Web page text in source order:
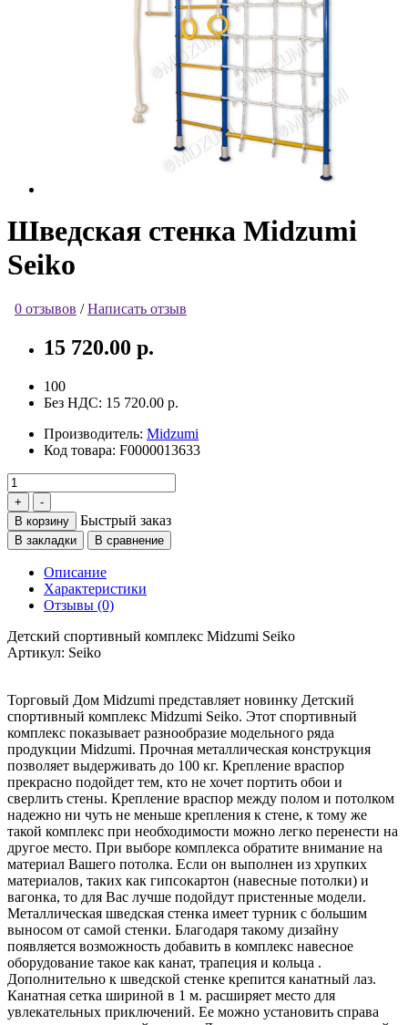
Шведская стенка Midzumi
Seiko
0 отзывов /Написать отзыв
15 720.00 р.
100
Без НДС: 15 720.00 р.
Производитель: Midzumi
Код товара: F0000013633
В корзину Быстрый заказ
В закладки В сравнение
Описание
Характеристики
Отзывы (0)
Детский спортивный комплекс Midzumi Seiko
Артикул: Seiko
Торговый Дом Midzumi представляет новинку Детский
спортивный комплекс Midzumi Seiko. Этот спортивный
комплекс показывает разнообразие модельного ряда
продукции Midzumi. Прочная металлическая конструкция
позволяет выдерживать до 100 кг. Крепление враспор
прекрасно подойдет тем, кто не хочет портить обои и
сверлить стены. Крепление враспор между полом и потолком
надежно ни чуть не меньше крепления к стене, к тому же
такой комплекс при необходимости можно легко перенести на
другое место. При выборе комплекса обратите внимание на
материал Вашего потолка. Если он выполнен из хрупких
материалов, таких как гипсокартон (навесные потолки) и
вагонка, то для Вас лучше подойдут пристенные модели.
Металлическая шведская стенка имеет турник с большим
выносом от самой стенки. Благодаря такому дизайну
появляется возможность добавить в комплекс навесное
оборудование такое как канат, трапеция и кольца .
Дополнительно к шведской стенке крепится канатный лаз.
Канатная сетка шириной в 1 м. расширяет место для
увлекательных приключений. Ее можно установить справа